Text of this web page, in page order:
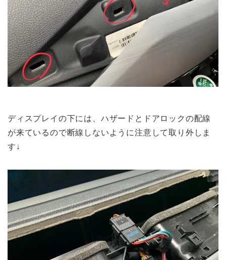
ディスプレイの下には、ハザードとドアロックの配線
が来ているので断線しないように注意して取り外しま
す↓